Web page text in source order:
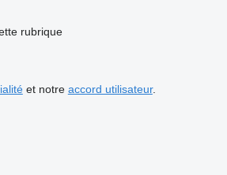
rubrique
et notre accord utilisateur.